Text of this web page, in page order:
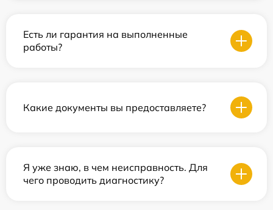
Есть ли гарантия на выполненные
работы?
Какие документы вы предоставляете?
Я уже знаю, в чем неисправность. Для
чего проводить диагностику?